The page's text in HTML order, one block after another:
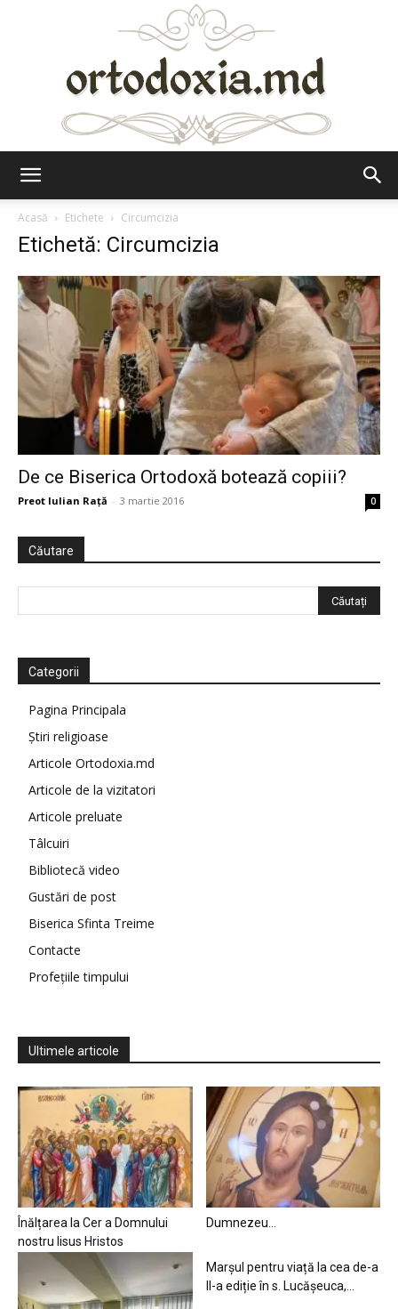
Acasă
Etichete Circumcizia
Etichetă: Circumcizia
De ce Biserica Ortodoxă botează copiii?
Preot Iulian Raţă - 3 martie 2016 0
Căutare
Categorii
Pagina Principala
Știri religioase
Articole Ortodoxia.md
Articole de la vizitatori
Articole preluate
Tâlcuiri
Bibliotecă video
Gustări de post
Biserica Sfinta Treime
Contacte
Profețiile timpului
Ultimele articole
Înălțarea la Cer a Domnului
nostru Iisus Hristos
Dumnezeu…
Marșul pentru viață la cea de-a
II-a ediție în s. Lucășeuca,...